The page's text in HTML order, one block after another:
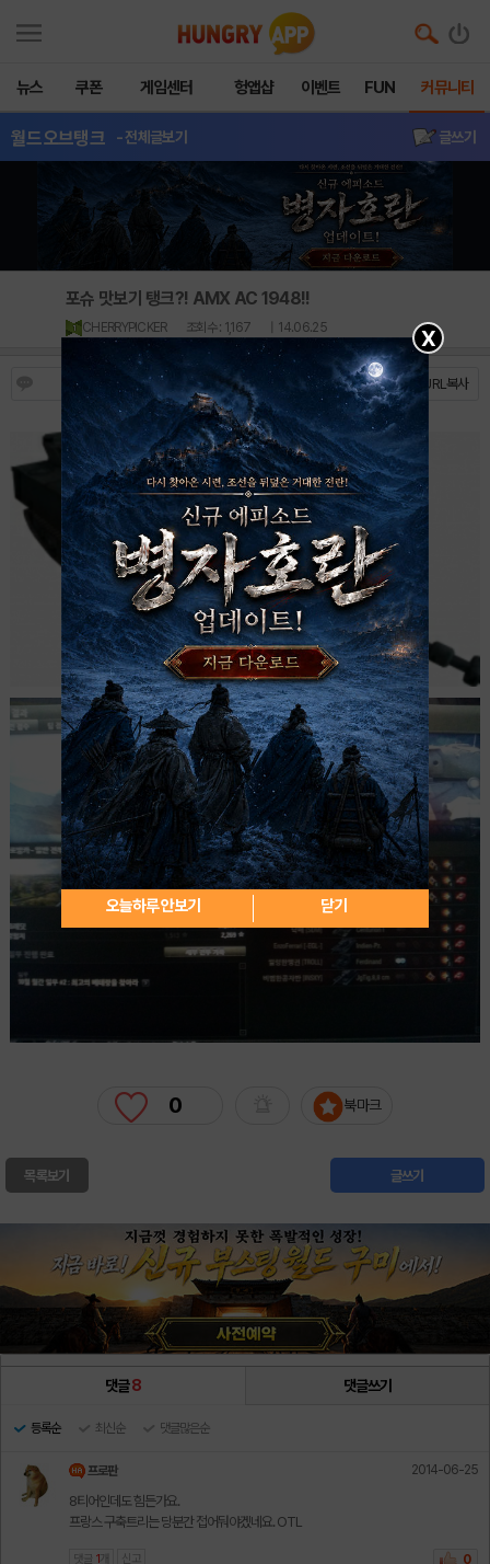
뉴스 쿠폰 게임센터 헝앱샵 이벤트 FUN 커뮤니티
월드오브탱크 - 전체글보기 글쓰기
포슈 맛보기 탱크?! AMX AC 1948!!
CHERRYPICKER 조회수 : 1,167 | 14.06.25
URL복사
https://m.hungryapp.co.kr/bbs/bbs_view.php?durl=Y...
0 북마크
목록보기 글쓰기
댓글8 댓글쓰기
등록순 최신순 댓글많은순
프로판 2014-06-25
8티어인데도 힘든가요.
프랑스 구축트리는 당분간 접어둬야겠네요. OTL
댓글 1 개 신고 0
X
오늘하루 안보기 닫기